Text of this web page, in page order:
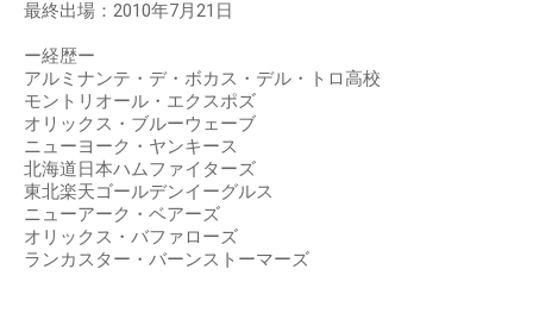
最終出場：2010年7月21日
ー経歴ー
アルミナンテ・デ・ボカス・デル・トロ高校
モントリオール・エクスポズ
オリックス・ブルーウェーブ
ニューヨーク・ヤンキース
北海道日本ハムファイターズ
東北楽天ゴールデンイーグルス
ニューアーク・ベアーズ
オリックス・バファローズ
ランカスター・バーンストーマーズ